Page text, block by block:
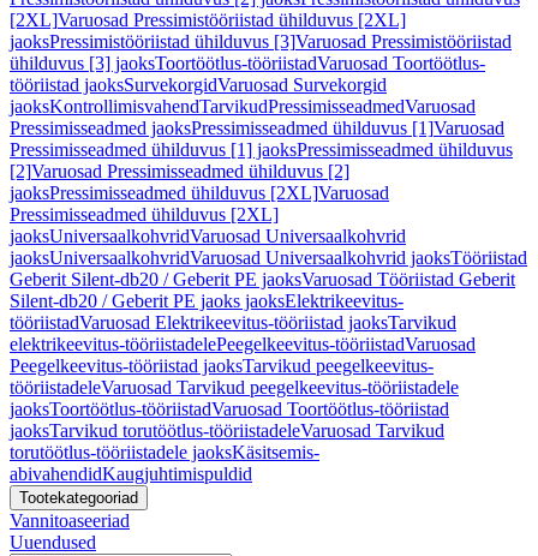
[2XL]Varuosad Pressimistööriistad ühilduvus [2XL]
jaoksPressimistööriistad ühilduvus [3]Varuosad Pressimistööriistad
ühilduvus [3] jaoksToortöötlus-tööriistadVaruosad Toortöötlus-
tööriistad jaoksSurvekorgidVaruosad Survekorgid
jaoksKontrollimisvahendTarvikudPressimisseadmedVaruosad
Pressimisseadmed jaoksPressimisseadmed ühilduvus [1]Varuosad
Pressimisseadmed ühilduvus [1] jaoksPressimisseadmed ühilduvus
[2]Varuosad Pressimisseadmed ühilduvus [2]
jaoksPressimisseadmed ühilduvus [2XL]Varuosad
Pressimisseadmed ühilduvus [2XL]
jaoksUniversaalkohvridVaruosad Universaalkohvrid
jaoksUniversaalkohvridVaruosad Universaalkohvrid jaoksTööriistad
Geberit Silent-db20 / Geberit PE jaoksVaruosad Tööriistad Geberit
Silent-db20 / Geberit PE jaoks jaoksElektrikeevitus-
tööriistadVaruosad Elektrikeevitus-tööriistad jaoksTarvikud
elektrikeevitus-tööriistadelePeegelkeevitus-tööriistadVaruosad
Peegelkeevitus-tööriistad jaoksTarvikud peegelkeevitus-
tööriistadeleVaruosad Tarvikud peegelkeevitus-tööriistadele
jaoksToortöötlus-tööriistadVaruosad Toortöötlus-tööriistad
jaoksTarvikud torutöötlus-tööriistadeleVaruosad Tarvikud
torutöötlus-tööriistadele jaoksKäsitsemis-
abivahendidKaugjuhtimispuldid
Tootekategooriad
Vannitoaseeriad
Uuendused